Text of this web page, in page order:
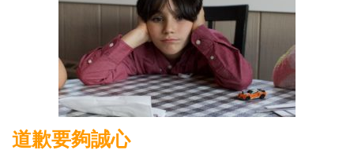
道歉要夠誠心